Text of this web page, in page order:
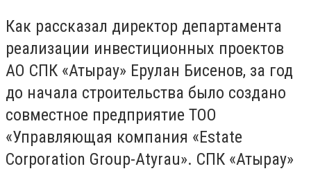
Как рассказал директор департамента
реализации инвестиционных проектов
АО СПК «Атырау» Ерулан Бисенов, за год
до начала строительства было создано
совместное предприятие ТОО
«Управляющая компания «Estate
Corporation Group-Atyrau». СПК «Атырау»